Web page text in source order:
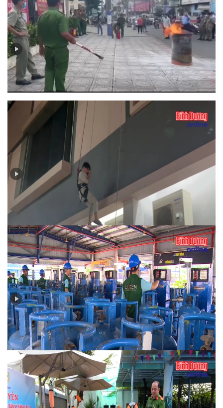
Bản tin PCCC số 5 - 2025: Hiệu quả từ mô hình “Tổ liên
gia an toàn phòng cháy chữa cháy”
Bản tin PCCC số 4-2025: An toàn PCCC tại chung cư,
nhà cao tầng
Bản tin PCCC số 3-2025: Đảm bảo an toàn phòng
cháy chữa cháy trong sử dụng, kinh doanh gas